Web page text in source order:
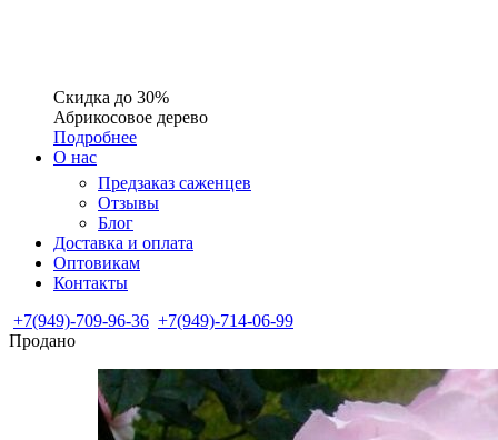
Скидка до 30%
Абрикосовое дерево
Подробнее
О нас
Предзаказ саженцев
Отзывы
Блог
Доставка и оплата
Оптовикам
Контакты
+7(949)-709-96-36 +7(949)-714-06-99
Продано